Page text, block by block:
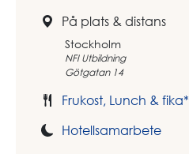
På plats & distans
Stockholm
NFI Utbildning
Götgatan 14
Frukost, Lunch & fika*
Hotellsamarbete